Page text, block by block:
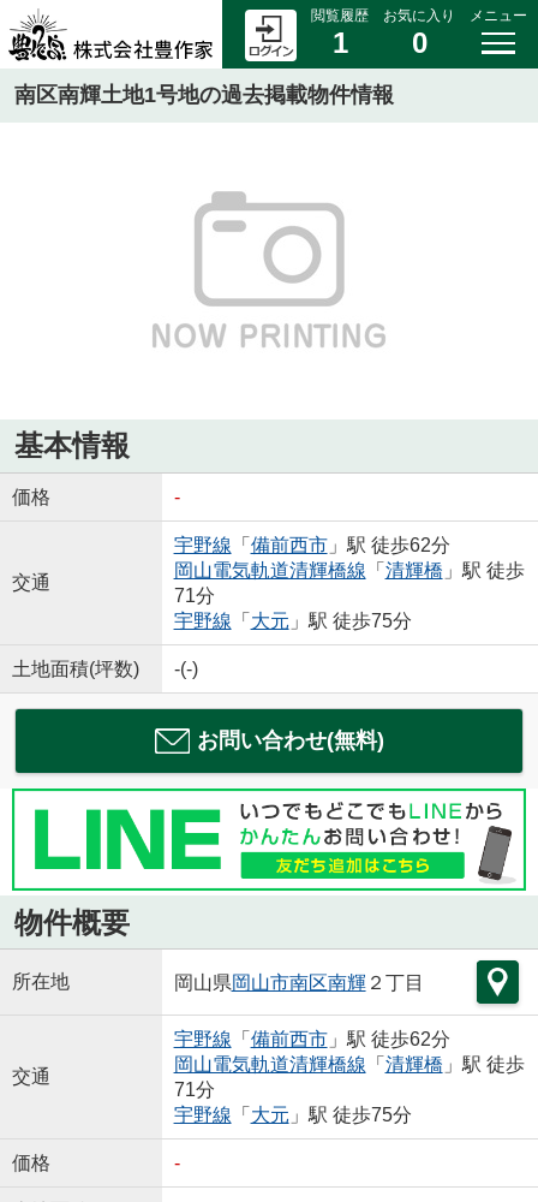
閲覧履歴
1
お気に入り
0
メニュー
南区南輝土地1号地の過去掲載物件情報
基本情報
価格 -
交通
宇野線 「 備前西市」駅 徒歩62分
岡山電気軌道清輝橋線 「 清輝橋 」駅 徒歩
71分
宇野線 「 大元 」駅 徒歩75分
土地面積(坪数) -(-)
お問い合わせ(無料)
物件概要
所在地 岡山県岡山市南区南輝２丁目
交通
宇野線 「 備前西市」駅 徒歩62分
岡山電気軌道清輝橋線 「 清輝橋 」駅 徒歩
71分
宇野線 「 大元 」駅 徒歩75分
価格 -